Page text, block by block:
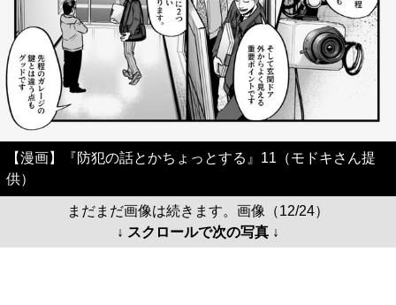
【漫画】『防犯の話とかちょっとする』11（モドキさん提
供）
まだまだ画像は続きます。画像（12/24）
↓ スクロールで次の写真 ↓